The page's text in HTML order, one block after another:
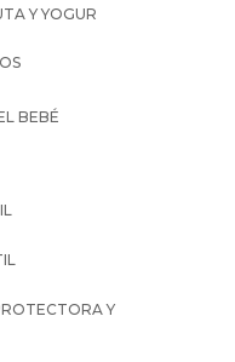
Y YOGUR
BEBÉ
Y